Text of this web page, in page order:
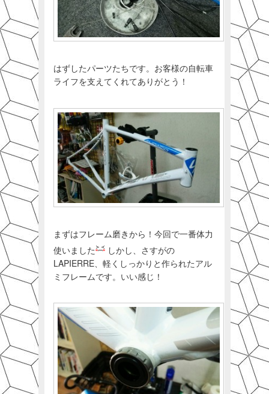
はずしたパーツたちです。お客様の自転車
ライフを支えてくれてありがとう！
まずはフレーム磨きから！今回で一番体力
使いました
しかし、さすがの
LAPIERRE、軽くしっかりと作られたアル
ミフレームです。いい感じ！